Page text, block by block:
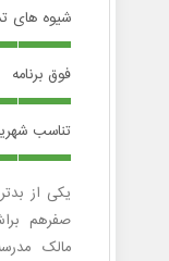
شیوه های
فوق برنامه
تناسب
یکی از
صفرهم
مالک